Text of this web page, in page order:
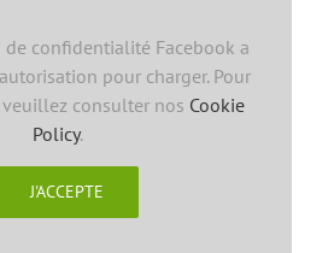
de confidentialité Facebook a
pour charger. Pour
consulter nos Cookie
Policy.
J'ACCEPTE